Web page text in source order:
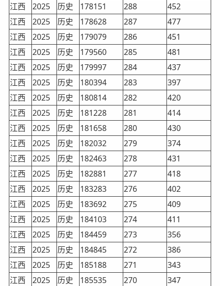
江西
2025 历史 178151 288
452
江西
2025 历史 178628 287
477
江西
2025 历史 179079 286
451
江西
2025 历史 179560 285
481
江西
2025 历史 179997 284
437
江西
2025 历史 180394 283
397
江西
2025 历史 180814 282
420
江西
2025 历史 181228 281
414
江西
2025 历史 181658 280
430
江西
2025 历史 182032 279
374
江西
2025 历史 182463 278
431
江西
2025 历史 182881 277
418
江西
2025 历史 183283 276
402
江西
2025 历史 183692 275
409
江西
2025 历史 184103 274
411
江西
2025 历史 184459 273
356
江西
2025 历史 184845 272
386
江西
2025 历史 185188 271
343
江西
2025 历史 185535 270
347